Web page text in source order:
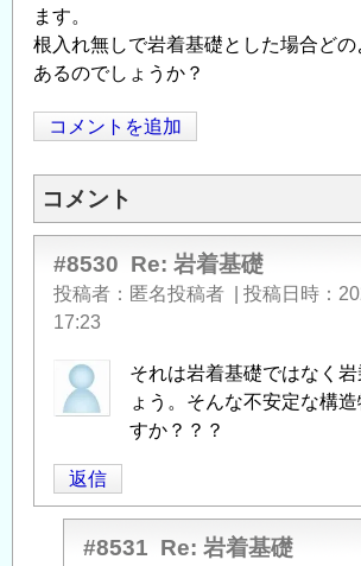
ます。
根入れ無しで岩着基礎とした場合ど
あるのでしょうか？
コメントを追加
コメント
#8530 Re: 岩着基礎
投稿者 匿名投稿者 投稿日時
17:23
それは岩着基礎ではなく
ょう。そんな不安定な構
すか？？？
返信
#8531 Re: 岩着基礎